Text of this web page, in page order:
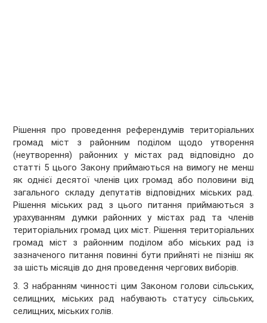
Рішення про проведення референдумів територіальних
громад міст з районним поділом щодо утворення
(неутворення) районних у містах рад відповідно до
статті 5 цього Закону приймаються на вимогу не менш
як однієї десятої членів цих громад або половини від
загального складу депутатів відповідних міських рад.
Рішення міських рад з цього питання приймаються з
урахуванням думки районних у містах рад та членів
територіальних громад цих міст. Рішення територіальних
громад міст з районним поділом або міських рад із
зазначеного питання повинні бути прийняті не пізніш як
за шість місяців до дня проведення чергових виборів.
3. З набранням чинності цим Законом голови сільських,
селищних, міських рад набувають статусу сільських,
селищних, міських голів.